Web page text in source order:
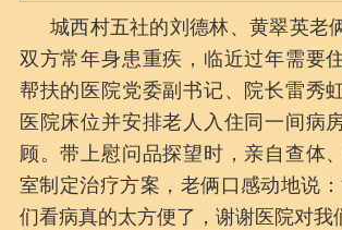
城西村五社的刘德林、黄翠英老
双方常年身患重疾，临近过年需要
帮扶的医院党委副书记、院长雷秀
医院床位并安排老人入住同一间病
顾。带上慰问品探望时，亲自查体
室制定治疗方案，老俩口感动地说
们看病真的太方便了，谢谢医院对我